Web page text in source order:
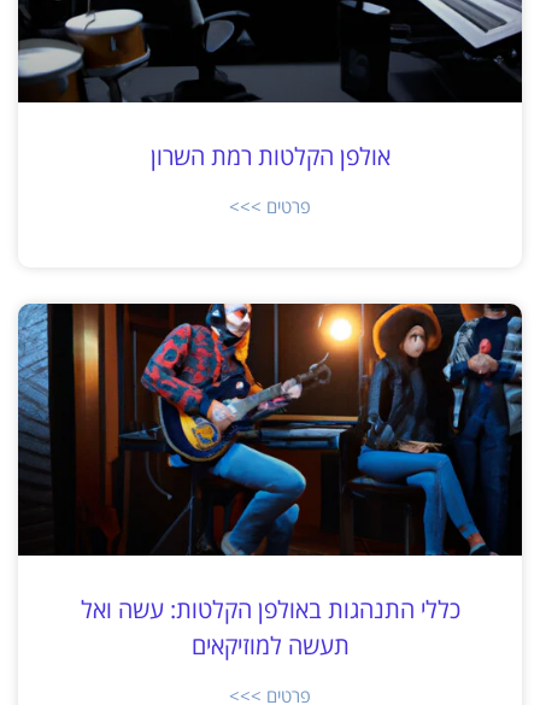
אולפן הקלטות רמת השרון
פרטים >>>
כללי התנהגות באולפן הקלטות: עשה ואל
תעשה למוזיקאים
פרטים >>>